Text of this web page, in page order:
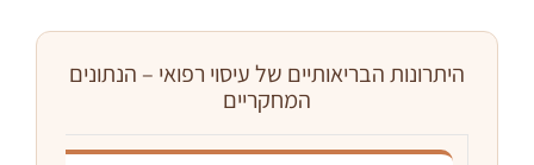
היתרונות הבריאותיים של עיסוי רפואי – הנתונים
המחקריים